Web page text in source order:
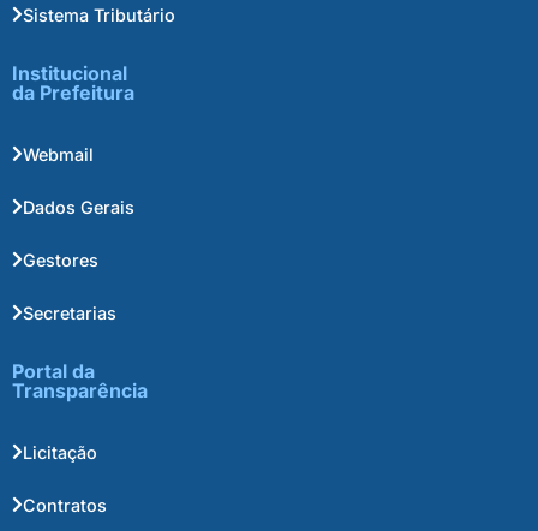
Sistema Tributário
Institucional
da Prefeitura
Webmail
Dados Gerais
Gestores
Secretarias
Portal da
Transparência
Licitação
Contratos